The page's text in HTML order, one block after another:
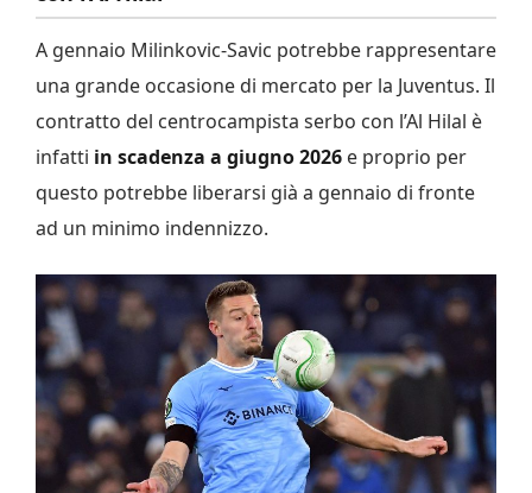
A gennaio Milinkovic-Savic potrebbe rappresentare
una grande occasione di mercato per la Juventus. Il
contratto del centrocampista serbo con l’Al Hilal è
infatti in scadenza a giugno 2026 e proprio per
questo potrebbe liberarsi già a gennaio di fronte
ad un minimo indennizzo.